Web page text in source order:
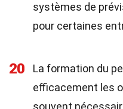
systèmes de
pour certaines
20
La formation du
efficacement les
souvent